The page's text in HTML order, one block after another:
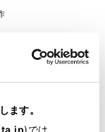
ます。
)では